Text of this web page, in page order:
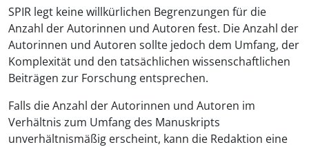
SPIR legt keine willkürlichen Begrenzungen für die
Anzahl der Autorinnen und Autoren fest. Die Anzahl der
Autorinnen und Autoren sollte jedoch dem Umfang, der
Komplexität und den tatsächlichen wissenschaftlichen
Beiträgen zur Forschung entsprechen.
Falls die Anzahl der Autorinnen und Autoren im
Verhältnis zum Umfang des Manuskripts
unverhältnismäßig erscheint, kann die Redaktion eine